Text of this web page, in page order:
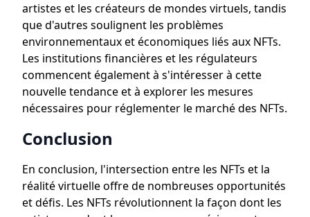
artistes et les créateurs de mondes virtuels, tandis
que d'autres soulignent les problèmes
environnementaux et économiques liés aux NFTs.
Les institutions financières et les régulateurs
commencent également à s'intéresser à cette
nouvelle tendance et à explorer les mesures
nécessaires pour réglementer le marché des NFTs.
Conclusion
En conclusion, l'intersection entre les NFTs et la
réalité virtuelle offre de nombreuses opportunités
et défis. Les NFTs révolutionnent la façon dont les